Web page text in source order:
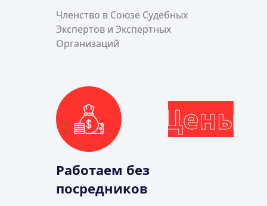
Членство в Союзе Судебных
Экспертов и Экспертных
Организаций
Цены
Работаем без
посредников